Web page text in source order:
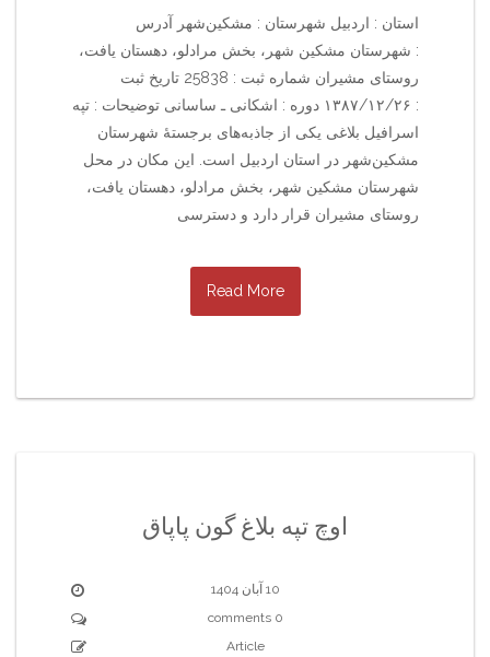
استان : اردبیل شهرستان : مشکین‌شهر آدرس
: شهرستان مشکین شهر، بخش مرادلو، دهستان یافت،
روستای مشیران شماره ثبت : 25838 تاریخ ثبت
: ۱۳۸۷/۱۲/۲۶ دوره : اشکانی ـ ساسانی توضیحات : تپه
اسرافیل بلاغی یکی از جاذبه‌های برجستهٔ شهرستان
مشکین‌شهر در استان اردبیل است. این مکان در محل
شهرستان مشکین شهر، بخش مرادلو، دهستان یافت،
روستای مشیران قرار دارد و دسترسی
Read More
اوچ تپه بلاغ گون پاپاق
10 آبان 1404
0 comments
Article